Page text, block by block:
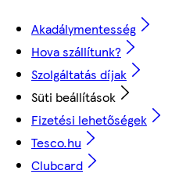
Akadálymentesség
Hova szállítunk?
Szolgáltatás díjak
Süti beállítások
Fizetési lehetőségek
Tesco.hu
Clubcard